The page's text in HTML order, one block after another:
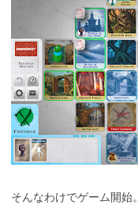
そんなわけでゲーム開始。